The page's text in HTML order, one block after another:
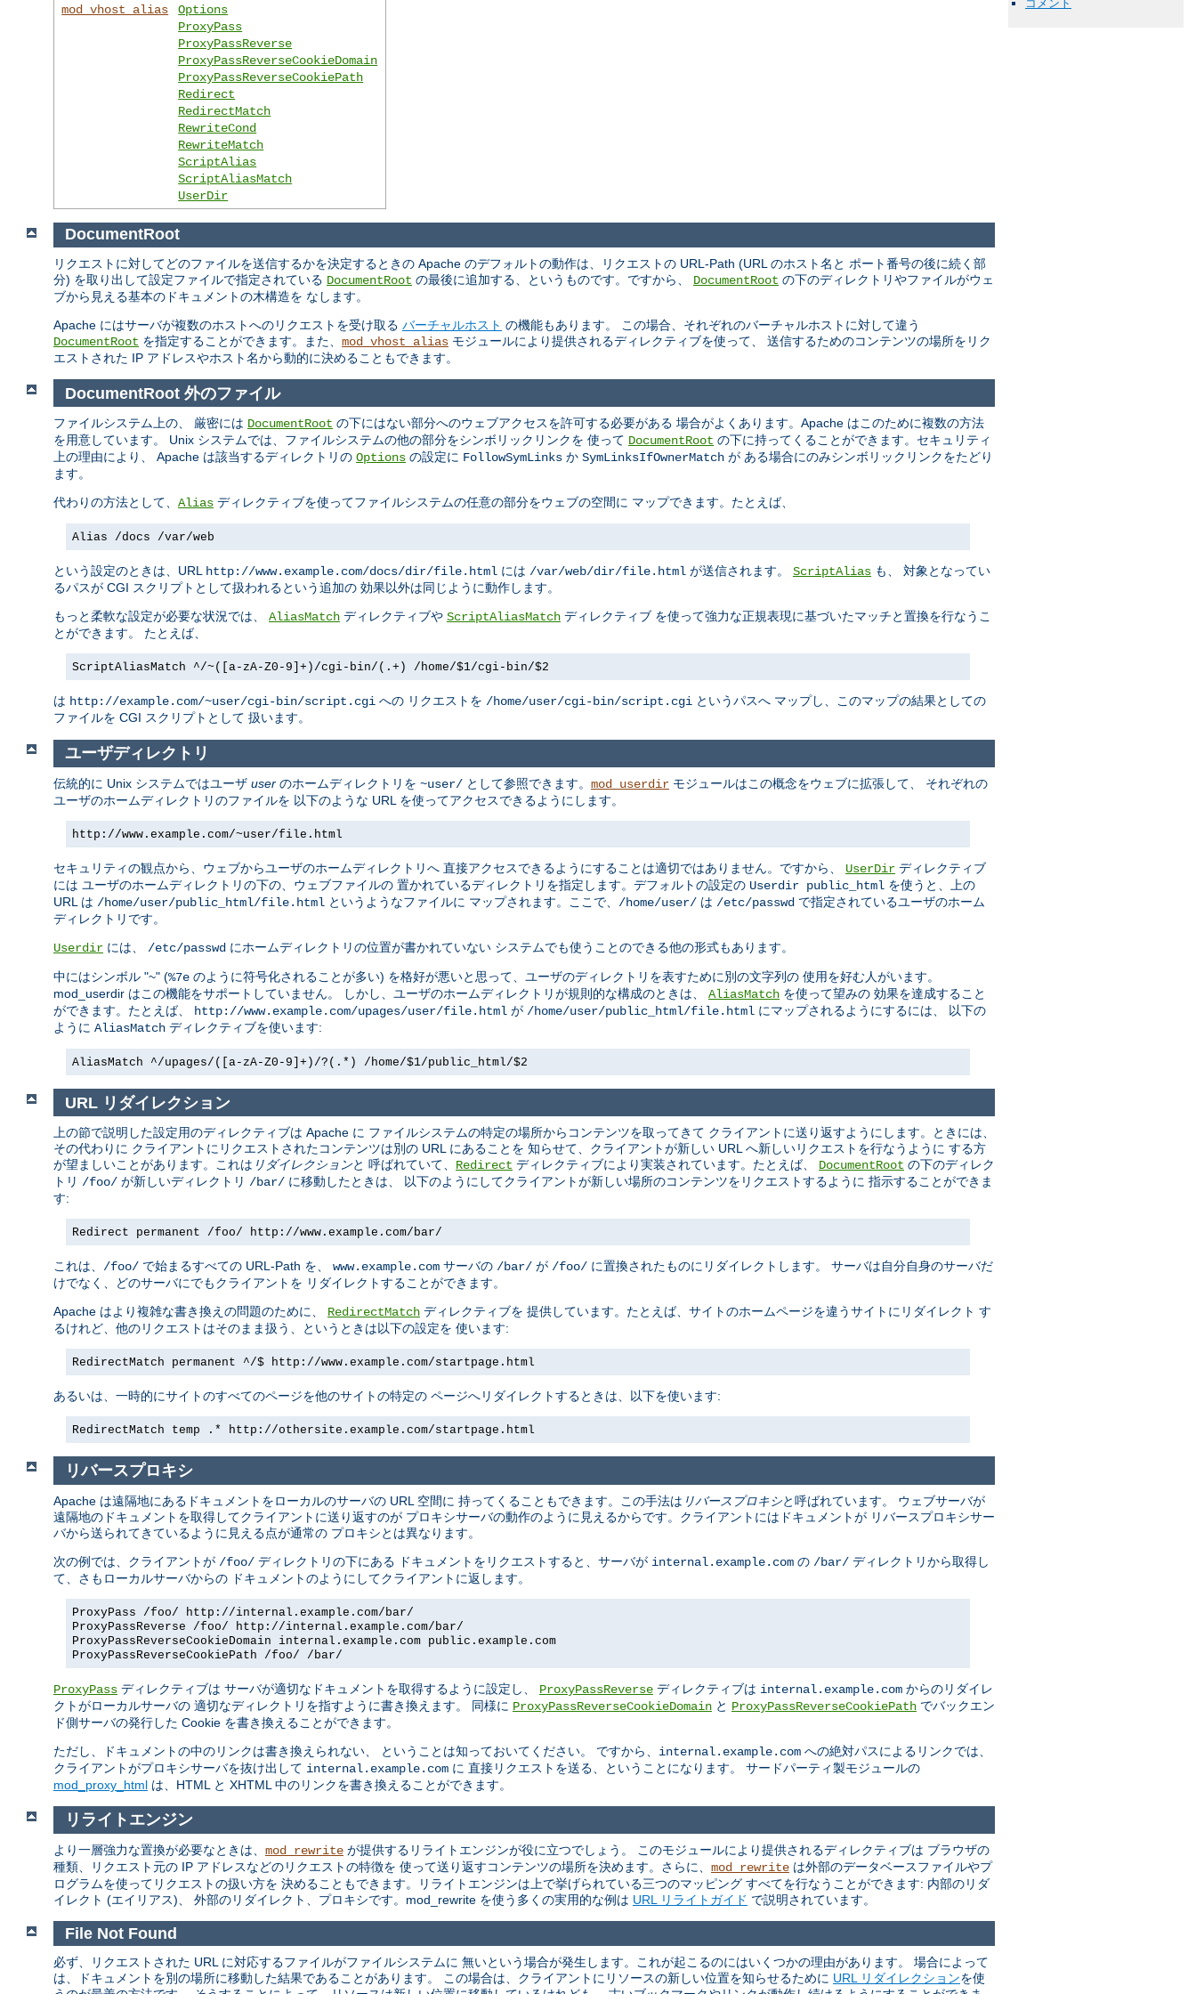
コメント
mod_vhost_alias
Options
ProxyPass
ProxyPassReverse
ProxyPassReverseCookieDomain
ProxyPassReverseCookiePath
Redirect
RedirectMatch
RewriteCond
RewriteMatch
ScriptAlias
ScriptAliasMatch
UserDir
DocumentRoot
リクエストに対してどのファイルを送信するかを決定するときの Apache のデフォルトの動作は、リクエストの URL-Path (URL のホスト名と ポート番号の後に続く部
分) を取り出して設定ファイルで指定されている DocumentRoot の最後に追加する、というものです。ですから、 DocumentRoot の下のディレクトリやファイルがウェ
ブから見える基本のドキュメントの木構造を なします。
Apache にはサーバが複数のホストへのリクエストを受け取る バーチャルホスト の機能もあります。 この場合、それぞれのバーチャルホストに対して違う
DocumentRoot を指定することができます。また、 mod_vhost_alias モジュールにより提供されるディレクティブを使って、 送信するためのコンテンツの場所をリク
エストされた IP アドレスやホスト名から動的に決めることもできます。
DocumentRoot 外のファイル
ファイルシステム上の、 厳密には DocumentRoot の下にはない部分へのウェブアクセスを許可する必要がある 場合がよくあります。Apache はこのために複数の方法
を用意しています。 Unix システムでは、ファイルシステムの他の部分をシンボリックリンクを 使って DocumentRoot の下に持ってくることができます。セキュリティ
上の理由により、 Apache は該当するディレクトリの Options の設定に FollowSymLinks か SymLinksIfOwnerMatch が ある場合にのみシンボリックリンクをたどり
ます。
代わりの方法として、 Alias ディレクティブを使ってファイルシステムの任意の部分をウェブの空間に マップできます。たとえば、
Alias /docs /var/web
という設定のときは、URL http://www.example.com/docs/dir/file.html には /var/web/dir/file.html が送信されます。 ScriptAlias も、 対象となってい
るパスが CGI スクリプトとして扱われるという追加の 効果以外は同じように動作します。
もっと柔軟な設定が必要な状況では、 AliasMatch ディレクティブや ScriptAliasMatch ディレクティブ を使って強力な正規表現に基づいたマッチと置換を行なうこ
とができます。 たとえば、
ScriptAliasMatch ^/~([a-zA-Z0-9]+)/cgi-bin/(.+) /home/$1/cgi-bin/$2
は http://example.com/~user/cgi-bin/script.cgi への リクエストを /home/user/cgi-bin/script.cgi というパスへ マップし、このマップの結果としての
ファイルを CGI スクリプトとして 扱います。
ユーザディレクトリ
伝統的に Unix システムではユーザ user のホームディレクトリを ~user/ として参照できます。 mod_userdir モジュールはこの概念をウェブに拡張して、 それぞれの
ユーザのホームディレクトリのファイルを 以下のような URL を使ってアクセスできるようにします。
http://www.example.com/~user/file.html
セキュリティの観点から、ウェブからユーザのホームディレクトリへ 直接アクセスできるようにすることは適切ではありません。ですから、 UserDir ディレクティブ
には ユーザのホームディレクトリの下の、ウェブファイルの 置かれているディレクトリを指定します。デフォルトの設定の Userdir public_html を使うと、上の
URL は /home/user/public_html/file.html というようなファイルに マップされます。ここで、 /home/user/ は /etc/passwd で指定されているユーザのホーム
ディレクトリです。
Userdir には、 /etc/passwd にホームディレクトリの位置が書かれていない システムでも使うことのできる他の形式もあります。
中にはシンボル "~" (%7e のように符号化されることが多い) を格好が悪いと思って、ユーザのディレクトリを表すために別の文字列の 使用を好む人がいます。
mod_userdir はこの機能をサポートしていません。 しかし、ユーザのホームディレクトリが規則的な構成のときは、 AliasMatch を使って望みの 効果を達成すること
ができます。たとえば、
http://www.example.com/upages/user/file.html が /home/user/public_html/file.html にマップされるようにするには、 以下の
ように AliasMatch ディレクティブを使います:
AliasMatch ^/upages/([a-zA-Z0-9]+)/?(.*) /home/$1/public_html/$2
URL リダイレクション
上の節で説明した設定用のディレクティブは Apache に ファイルシステムの特定の場所からコンテンツを取ってきて クライアントに送り返すようにします。ときには、
その代わりに クライアントにリクエストされたコンテンツは別の URL にあることを 知らせて、クライアントが新しい URL へ新しいリクエストを行なうように する方
が望ましいことがあります。これは リダイレクションと 呼ばれていて、 Redirect ディレクティブにより実装されています。たとえば、 DocumentRoot の下のディレク
トリ /foo/ が新しいディレクトリ /bar/ に移動したときは、 以下のようにしてクライアントが新しい場所のコンテンツをリクエストするように 指示することができま
す:
Redirect permanent /foo/ http://www.example.com/bar/
これは、 /foo/ で始まるすべての URL-Path を、 www.example.com サーバの /bar/ が /foo/ に置換されたものにリダイレクトします。 サーバは自分自身のサーバだ
けでなく、どのサーバにでもクライアントを リダイレクトすることができます。
Apache はより複雑な書き換えの問題のために、 RedirectMatch ディレクティブを 提供しています。たとえば、サイトのホームページを違うサイトにリダイレクト す
るけれど、他のリクエストはそのまま扱う、というときは以下の設定を 使います:
RedirectMatch permanent ^/$ http://www.example.com/startpage.html
あるいは、一時的にサイトのすべてのページを他のサイトの特定の ページへリダイレクトするときは、以下を使います:
RedirectMatch temp .* http://othersite.example.com/startpage.html
リバースプロキシ
Apache は遠隔地にあるドキュメントをローカルのサーバの URL 空間に 持ってくることもできます。この手法は リバースプロキシと呼ばれています。 ウェブサーバが
遠隔地のドキュメントを取得してクライアントに送り返すのが プロキシサーバの動作のように見えるからです。クライアントにはドキュメントが リバースプロキシサー
バから送られてきているように見える点が通常の プロキシとは異なります。
次の例では、クライアントが /foo/ ディレクトリの下にある ドキュメントをリクエストすると、サーバが internal.example.com の /bar/ ディレクトリから取得し
て、さもローカルサーバからの ドキュメントのようにしてクライアントに返します。
ProxyPass /foo/ http://internal.example.com/bar/
ProxyPassReverse /foo/ http://internal.example.com/bar/
ProxyPassReverseCookieDomain internal.example.com public.example.com
ProxyPassReverseCookiePath /foo/ /bar/
ProxyPass ディレクティブは サーバが適切なドキュメントを取得するように設定し、 ProxyPassReverse ディレクティブは internal.example.com からのリダイレ
クトがローカルサーバの 適切なディレクトリを指すように書き換えます。 同様に ProxyPassReverseCookieDomain と ProxyPassReverseCookiePath でバックエン
ド側サーバの発行した Cookie を書き換えることができます。
ただし、ドキュメントの中のリンクは書き換えられない、 ということは知っておいてください。 ですから、 internal.example.com への絶対パスによるリンクでは、
クライアントがプロキシサーバを抜け出して internal.example.com に 直接リクエストを送る、ということになります。 サードパーティ製モジュールの
mod_proxy_html は、HTML と XHTML 中のリンクを書き換えることができます。
リライトエンジン
より一層強力な置換が必要なときは、 mod_rewrite が提供するリライトエンジンが役に立つでしょう。 このモジュールにより提供されるディレクティブは ブラウザの
種類、リクエスト元の IP アドレスなどのリクエストの特徴を 使って送り返すコンテンツの場所を決めます。さらに、 mod_rewrite は外部のデータベースファイルやプ
ログラムを使ってリクエストの扱い方を 決めることもできます。リライトエンジンは上で挙げられている三つのマッピング すべてを行なうことができます: 内部のリダ
イレクト (エイリアス)、 外部のリダイレクト、プロキシです。mod_rewrite を使う多くの実用的な例は URL リライトガイド で説明されています。
File Not Found
必ず、リクエストされた URL に対応するファイルがファイルシステムに 無いという場合が発生します。これが起こるのにはいくつかの理由があります。 場合によって
は、ドキュメントを別の場所に移動した結果であることがあります。 この場合は、クライアントにリソースの新しい位置を知らせるために URL リダイレクションを使